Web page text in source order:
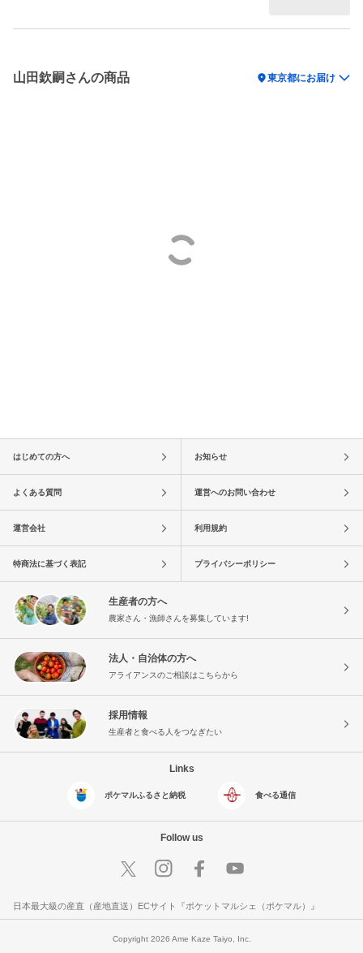
山田欽嗣さんの商品 location_on東京都にお届け
はじめての方へ お知らせ
よくある質問 運営へのお問い合わせ
運営会社 利用規約
特商法に基づく表記 プライバシーポリシー
生産者の方へ
農家さん・漁師さんを募集しています!
法人・自治体の方へ
アライアンスのご相談はこちらから
採用情報
生産者と食べる人をつなぎたい
Links
ポケマルふるさと納税 食べる通信
Follow us
日本最大級の産直（産地直送）ECサイト『ポケットマルシェ（ポケマル）』
Copyright 2026 Ame Kaze Taiyo, Inc.